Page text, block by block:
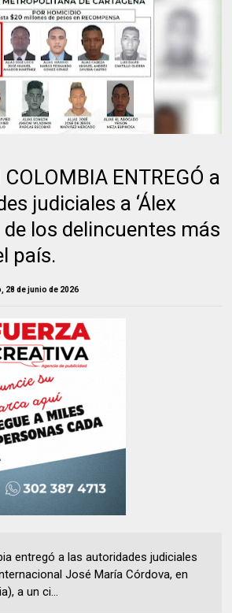
ENTREGÓ a
judiciales a ‘Álex
de los delincuentes más
país.
28 de junio de 2026
entregó a las autoridades judiciales
José María Córdova, en
a un ci...